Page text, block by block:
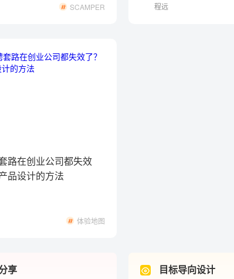
SCAMPER
程远
路在创业公司都失效
品设计的方法
体验地图
享 目标导向设计